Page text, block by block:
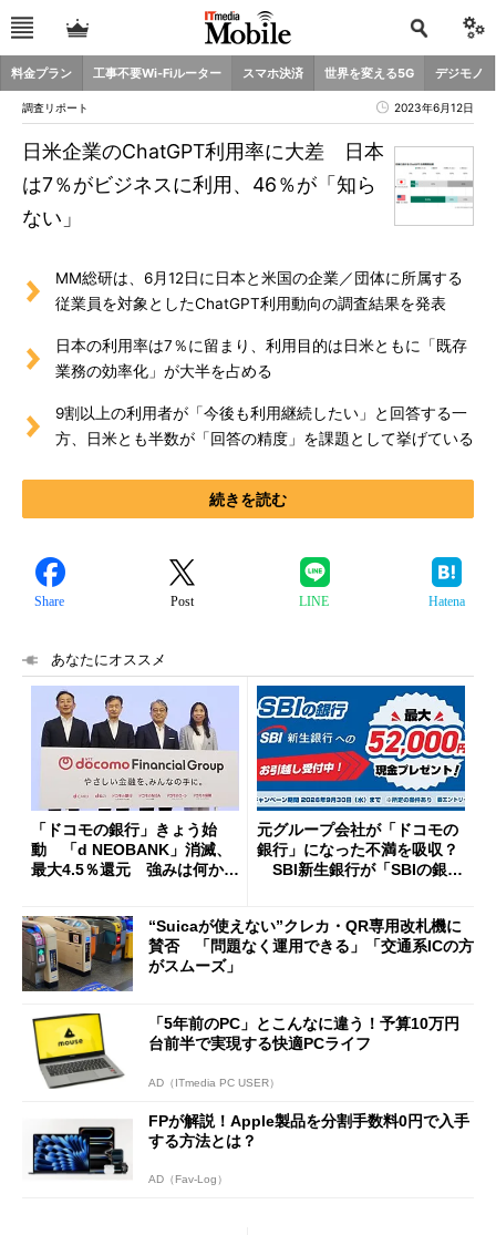
料金プラン 工事不要Wi-Fiルーター スマホ決済 世界を変える5G デジモノ
調査リポート 2023年6月12日
日米企業のChatGPT利用率に大差 日本
は7％がビジネスに利用、46％が「知ら
ない」
MM総研は、6月12日に日本と米国の企業／団体に所属する
従業員を対象としたChatGPT利用動向の調査結果を発表
日本の利用率は7％に留まり、利用目的は日米ともに「既存
業務の効率化」が大半を占める
9割以上の利用者が「今後も利用継続したい」と回答する一
方、日米とも半数が「回答の精度」を課題として挙げている
続きを読む
Share Post LINE Hatena
あなたにオススメ
「ドコモの銀行」きょう始
動 「d NEOBANK」消滅、
最大4.5％還元 強みは何か解
元グループ会社が「ドコモの
銀行」になった不満を吸収？
SBI新生銀行が「SBIの銀
開催
“Suicaが使えない”クレカ・QR専用改札機に
賛否 「問題なく運用できる」「交通系ICの方
がスムーズ」
「5年前のPC」とこんなに違う！予算10万円
台前半で実現する快適PCライフ
AD（ITmedia PC USER）
FPが解説！Apple製品を分割手数料0円で入手
する方法とは？
AD（Fav-Log）